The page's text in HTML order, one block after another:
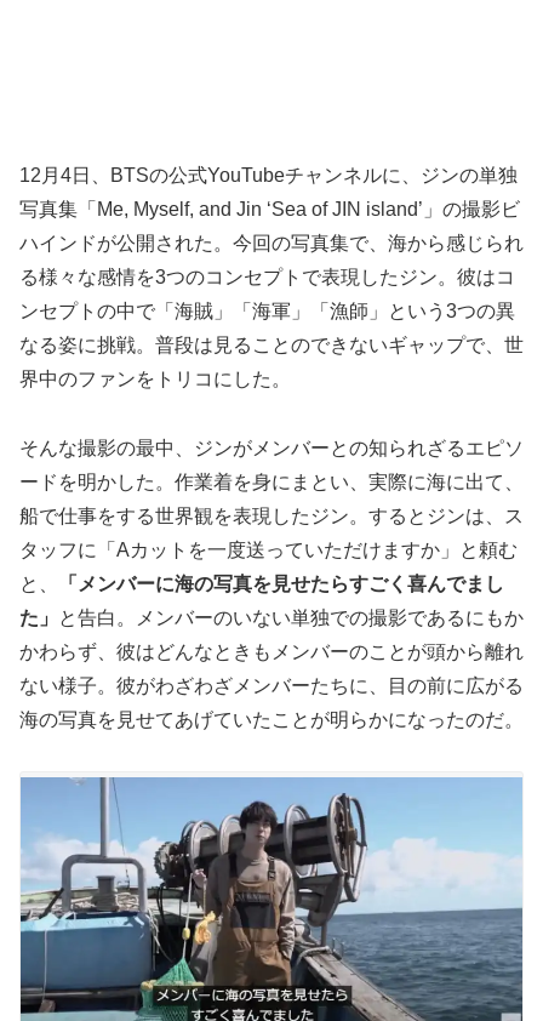
12月4日、BTSの公式YouTubeチャンネルに、ジンの単独
写真集「Me, Myself, and Jin ‘Sea of JIN island’」の撮影ビ
ハインドが公開された。今回の写真集で、海から感じられ
る様々な感情を3つのコンセプトで表現したジン。彼はコ
ンセプトの中で「海賊」「海軍」「漁師」という3つの異
なる姿に挑戦。普段は見ることのできないギャップで、世
界中のファンをトリコにした。
そんな撮影の最中、ジンがメンバーとの知られざるエピソ
ードを明かした。作業着を身にまとい、実際に海に出て、
船で仕事をする世界観を表現したジン。するとジンは、ス
タッフに「Aカットを一度送っていただけますか」と頼む
と、
「メンバーに海の写真を見せたらすごく喜んでまし
た」
と告白。メンバーのいない単独での撮影であるにもか
かわらず、彼はどんなときもメンバーのことが頭から離れ
ない様子。彼がわざわざメンバーたちに、目の前に広がる
海の写真を見せてあげていたことが明らかになったのだ。